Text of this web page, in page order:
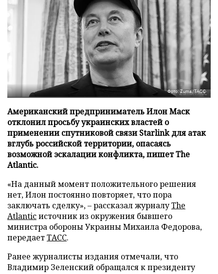
Фото: Zuma/ТАСС
Американский предприниматель Илон Маск
отклонил просьбу украинских властей о
применении спутниковой связи Starlink для атак
вглубь российской территории, опасаясь
возможной эскалации конфликта, пишет The
Atlantic.
«На данный момент положительного решения
нет, Илон постоянно повторяет, что пора
заключать сделку», – рассказал журналуThe
Atlanticисточник из окружения бывшего
министра обороны Украины Михаила Федорова,
передаетТАСС.
Ранее журналисты издания отмечали, что
Владимир Зеленский обращался к президенту